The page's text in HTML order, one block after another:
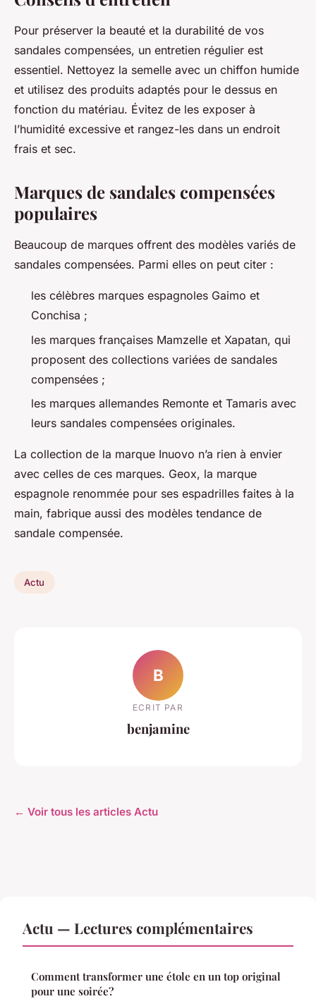
Pour préserver la beauté et la durabilité de vos
sandales compensées, un entretien régulier est
essentiel. Nettoyez la semelle avec un chiffon humide
et utilisez des produits adaptés pour le dessus en
fonction du matériau. Évitez de les exposer à
l’humidité excessive et rangez-les dans un endroit
frais et sec.
Marques de sandales compensées
populaires
Beaucoup de marques offrent des modèles variés de
sandales compensées. Parmi elles on peut citer :
les célèbres marques espagnoles Gaimo et
Conchisa ;
les marques françaises Mamzelle et Xapatan, qui
proposent des collections variées de sandales
compensées ;
les marques allemandes Remonte et Tamaris avec
leurs sandales compensées originales.
La collection de la marque Inuovo n’a rien à envier
avec celles de ces marques. Geox, la marque
espagnole renommée pour ses espadrilles faites à la
main, fabrique aussi des modèles tendance de
sandale compensée.
Actu
B
ECRIT PAR
benjamine
← Voir tous les articles Actu
Actu — Lectures complémentaires
Comment transformer une étole en un top original
pour une soirée?